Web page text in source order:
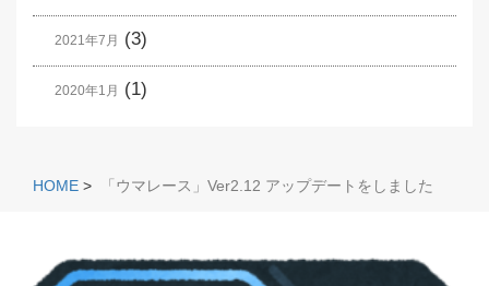
2021年7月 (3)
2020年1月 (1)
HOME > 「ウマレース」Ver2.12 アップデートをしました